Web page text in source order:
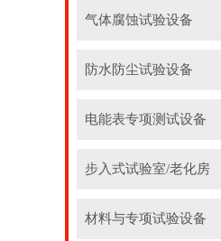
气体腐蚀试验设备
防水防尘试验设备
电能表专项测试设备
步入式试验室/老化房
材料与专项试验设备